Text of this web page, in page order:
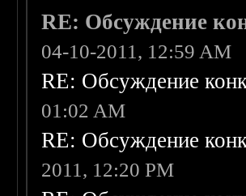
RE: Обсуждение
04-10-2011, 12:59 AM
RE: Обсуждение
01:02 AM
RE: Обсуждение
2011, 12:20 PM